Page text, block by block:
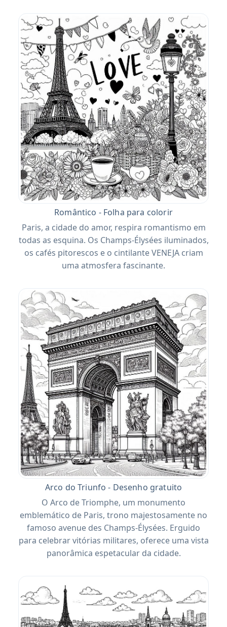
Romântico - Folha para colorir
Paris, a cidade do amor, respira romantismo em
todas as esquina. Os Champs-Élysées iluminados,
os cafés pitorescos e o cintilante VENEJA criam
uma atmosfera fascinante.
Arco do Triunfo - Desenho gratuito
O Arco de Triomphe, um monumento
emblemático de Paris, trono majestosamente no
famoso avenue des Champs-Élysées. Erguido
para celebrar vitórias militares, oferece uma vista
panorâmica espetacular da cidade.